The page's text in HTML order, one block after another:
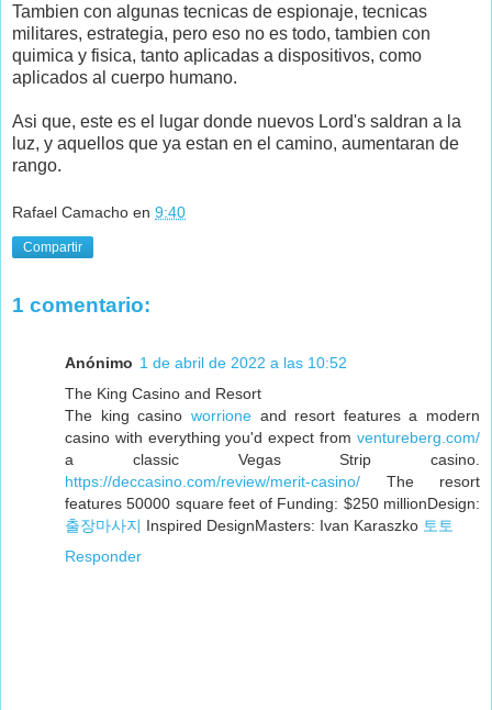
Tambien con algunas tecnicas de espionaje, tecnicas
militares, estrategia, pero eso no es todo, tambien con
quimica y fisica, tanto aplicadas a dispositivos, como
aplicados al cuerpo humano.
Asi que, este es el lugar donde nuevos Lord's saldran a la
luz, y aquellos que ya estan en el camino, aumentaran de
rango.
Rafael Camacho en 9:40
Compartir
1 comentario:
Anónimo 1 de abril de 2022 a las 10:52
The King Casino and Resort
The king casino worrioneand resort features a modern
casino with everything you'd expect from ventureberg.com/
a classic Vegas Strip casino.
https://deccasino.com/review/merit-casino/ The resort
features 50000 square feet of Funding: $250 millionDesign:
출장마사지 Inspired DesignMasters: Ivan Karaszko 토토
Responder